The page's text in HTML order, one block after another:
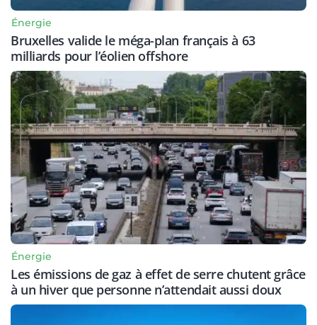
Énergie
Bruxelles valide le méga-plan français à 63
milliards pour l’éolien offshore
Énergie
Les émissions de gaz à effet de serre chutent grâce
à un hiver que personne n’attendait aussi doux